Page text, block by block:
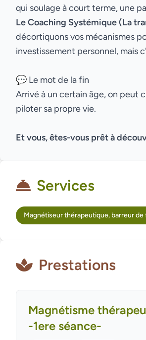
qui soulage à court terme, une
Le Coaching Systémique (La
décortiquons vos mécanismes
investissement personnel, mais
💬 Le mot de la fin
Arrivé à un certain âge, on peut
piloter sa propre vie.
Et vous, êtes-vous prêt à
Services
Magnétiseur thérapeutique, barreur de
Prestations
Magnétisme
-1ere séance-